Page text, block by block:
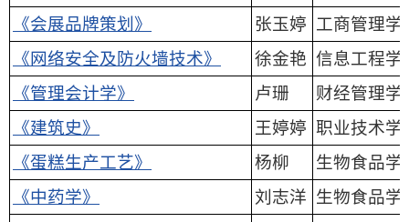
《会展品牌策划》
张玉婷
工商管理学
《网络安全及防火墙技术》
徐金艳 信息工程学
《管理会计学》
卢珊
财经管理学
《建筑史》
王婷婷 职业技术学
《蛋糕生产工艺》
杨柳
生物食品学
《中药学》
刘志洋 生物食品学